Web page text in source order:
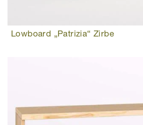
Lowboard „Patrizia“ Zirbe